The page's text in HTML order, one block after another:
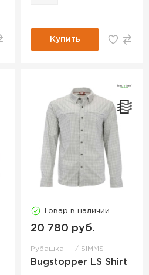
Купить
Товар в наличии
20 780 руб.
Рубашка SIMMS
Bugstopper LS Shirt